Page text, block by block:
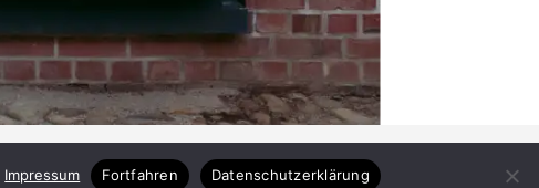
Impressum Fortfahren Datenschutzerklärung